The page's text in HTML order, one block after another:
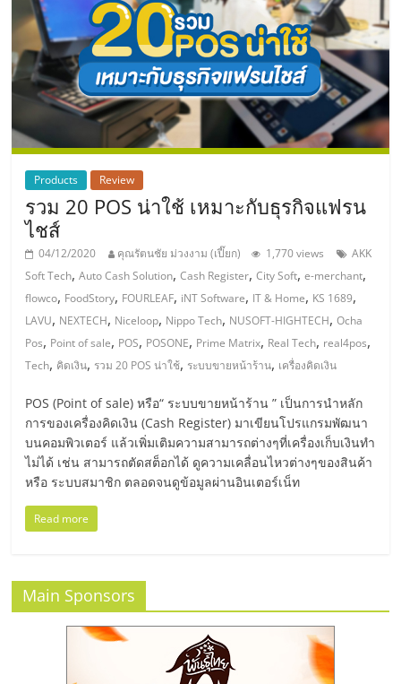
รวม
แฟ
รน
ไชส์
ขาย
แฟ
รน
ไชส์
แฟ
รน
ไชส์
ขาย
หน้า
Products Review
รวม 20 POS น่าใช้ เหมาะกับธุรกิจแฟรน
ไชส์
04/12/2020 คุณรัตนชัย ม่วงงาม (เปี๊ยก) 1,770 views
AKK
Soft Tech,Auto Cash Solution,Cash Register,City Soft,e-merchant,
flowco, FoodStory, FOURLEAF, iNT Software, IT & Home, KS 1689,
LAVU, NEXTECH, Niceloop, Nippo Tech, NUSOFT-HIGHTECH,Ocha
Pos, Point of sale, POS, POSONE, Prime Matrix, Real Tech, real4pos,
Tech, คิดเงิน, รวม 20 POS น่าใช้, ระบบขายหน้าร้าน, เครื่องคิดเงิน
POS (Point of sale) หรือ“ ระบบขายหน้าร้าน ” เป็นการนำหลัก
การของเครื่องคิดเงิน (Cash Register) มาเขียนโปรแกรมพัฒนา
บนคอมพิวเตอร์ แล้วเพิ่มเติมความสามารถต่างๆที่เครื่องเก็บเงินทำ
ไม่ได้ เช่น สามารถตัดสต็อกได้ ดูความเคลื่อนไหวต่างๆของสินค้า
หรือ ระบบสมาชิก ตลอดจนดูข้อมูลผ่านอินเตอร์เน็ท
Read more
Main Sponsors